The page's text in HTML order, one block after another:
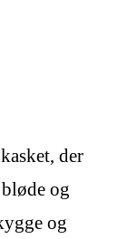
der
og
og